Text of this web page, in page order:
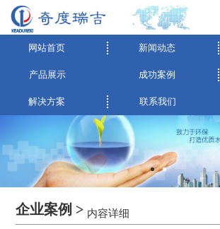
网站首页 新闻动态
产品展示 成功案例
解决方案 联系我们
企业案例 > 内容详细